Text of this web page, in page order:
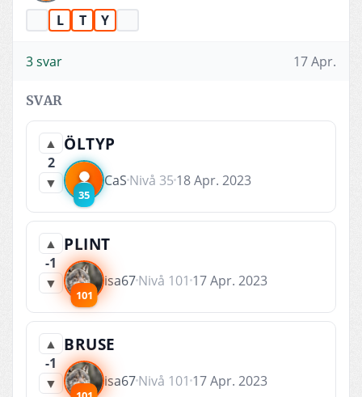
L T Y
3 svar 17 Apr.
SVAR
▲
2
▼
ÖLTYP
35
CaS Nivå 35 18 Apr. 2023
▲
-1
▼
PLINT
101
isa67Nivå 101 17 Apr. 2023
▲
-1
▼
BRUSE
isa67Nivå 101 17 Apr. 2023